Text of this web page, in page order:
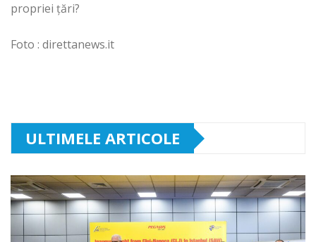
propriei țări?
Foto : direttanews.it
ULTIMELE ARTICOLE